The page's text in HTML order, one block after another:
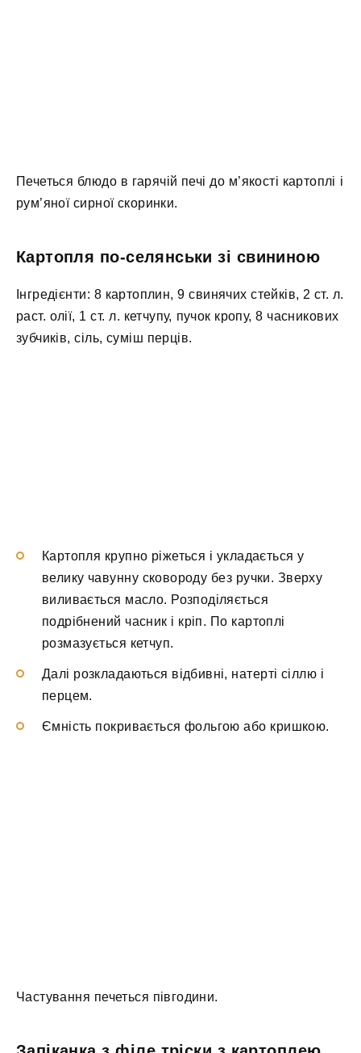
Печеться блюдо в гарячій печі до м’якості картоплі і
рум’яної сирної скоринки.
Картопля по-селянськи зі свининою
Інгредієнти: 8 картоплин, 9 свинячих стейків, 2 ст. л.
раст. олії, 1 ст. л. кетчупу, пучок кропу, 8 часникових
зубчиків, сіль, суміш перців.
Картопля крупно ріжеться і укладається у
велику чавунну сковороду без ручки. Зверху
виливається масло. Розподіляється
подрібнений часник і кріп. По картоплі
розмазується кетчуп.
Далі розкладаються відбивні, натерті сіллю і
перцем.
Ємність покривається фольгою або кришкою.
Частування печеться півгодини.